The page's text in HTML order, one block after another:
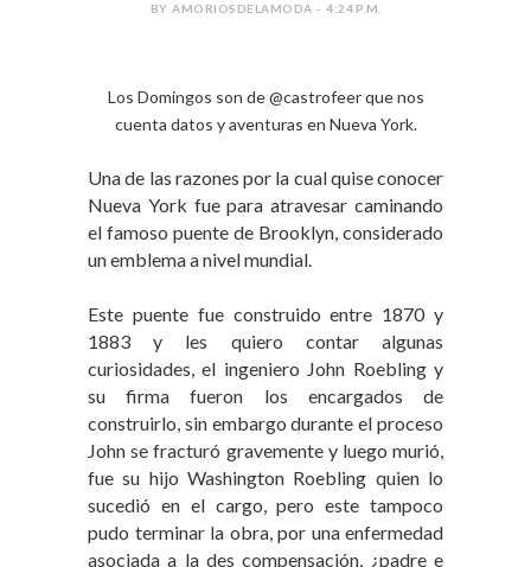
BY AMORIOSDELAMODA - 4:24 P.M.
Los Domingos son de @castrofeer que nos
cuenta datos y aventuras en Nueva York.
Una de las razones por la cual quise conocer
Nueva York fue para atravesar caminando
el famoso puente de Brooklyn, considerado
un emblema a nivel mundial.
Este puente fue construido entre 1870 y
1883 y les quiero contar algunas
curiosidades, el ingeniero John Roebling y
su firma fueron los encargados de
construirlo, sin embargo durante el proceso
John se fracturó gravemente y luego murió,
fue su hijo Washington Roebling quien lo
sucedió en el cargo, pero este tampoco
pudo terminar la obra, por una enfermedad
asociada a la des compensación, ¿padre e